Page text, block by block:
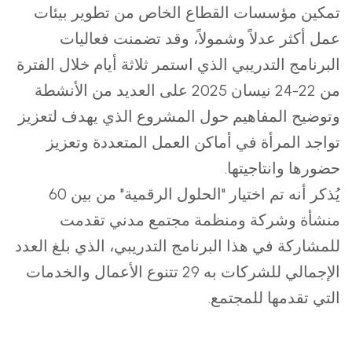
تمكين مؤسسات القطاع الخاص من تطوير بيئات
عمل أكثر عدلاً وشمولاً، وقد تضمنت فعاليات
البرنامج التدريبي الذي استمر ثلاثة أيام خلال الفترة
من 22-24 نيسان 2025 على العديد من الأنشطة
وتوضيح المفاهيم حول المشروع الذي يهدف لتعزيز
تواجد المرأة في أماكن العمل المتعددة وتعزيز
حضورها وانتاجيتها.
يُذكر أنه تم اختيار "الحلول الرقمية" من بين 60
منشأة وشركة ومنظمة مجتمع مدني تقدمت
للمشاركة في هذا البرنامج التدريبي، الذي بلغ العدد
الإجمالي للشركات به 29 تتنوع الأعمال والخدمات
التي تقدمها للمجتمع.